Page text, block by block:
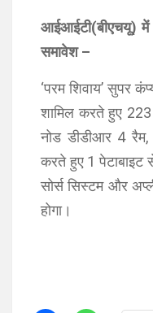
आईआईटी(बीएचयू) में
समावेश –
‘परम शिवाय’ सुपर
शामिल करते हुए 223
नोड डीडीआर 4
करते हुए 1
सोर्स सिस्टम और
होगा।